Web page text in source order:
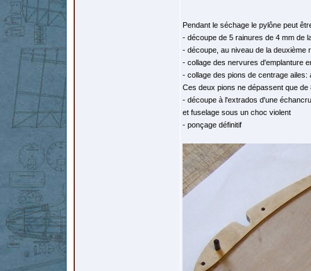
Pendant le séchage le pylône peut
- découpe de 5 rainures de 4 mm de
- découpe, au niveau de la
- collage des nervures d'emplanture
- collage des pions de centrage
Ces deux pions ne dépassent que
- découpe à l'extrados d'une
et fuselage sous un choc violent
- ponçage définitif